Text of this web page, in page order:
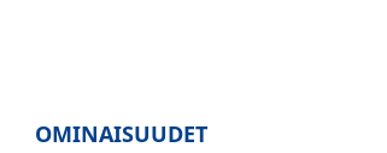
OMINAISUUDET